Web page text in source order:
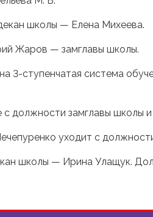
школы — Елена Михеева.
Жаров — замглавы школы.
3-ступенчатая система
с должности замглавы школы
уходит с
школы — Ирина Улащук.